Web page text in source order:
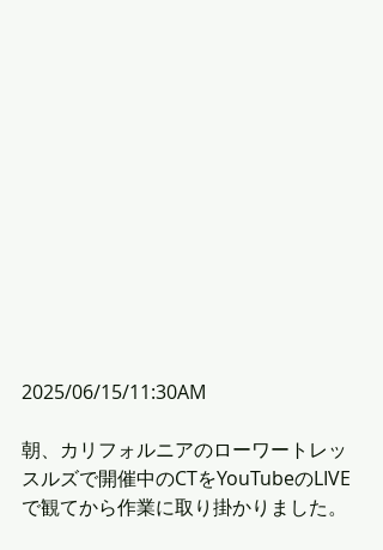
2025/06/15/11:30AM
朝、カリフォルニアのローワートレッ
スルズで開催中のCTをYouTubeのLIVE
で観てから作業に取り掛かりました。